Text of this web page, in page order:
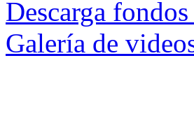
Descarga
Galería de